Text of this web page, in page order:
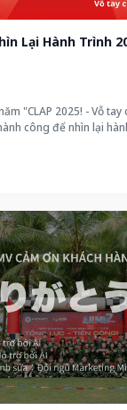
Lại Hành Trình
"CLAP 2025! - Vỗ
công để nhìn lại